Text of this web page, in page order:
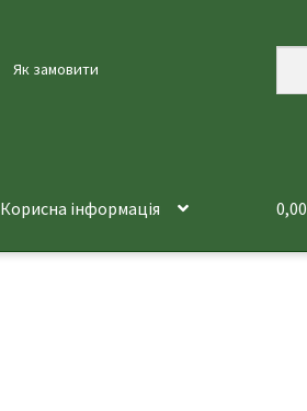
Як замовити
Корисна інформація 0,00